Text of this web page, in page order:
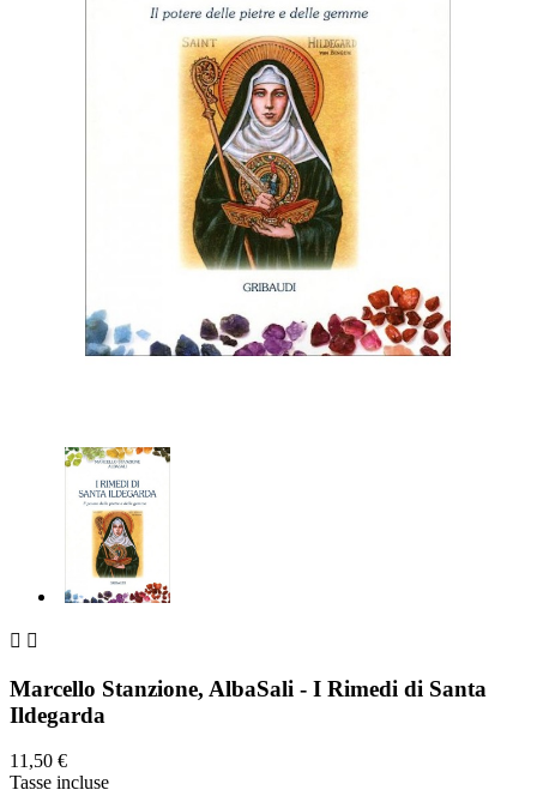
 
Marcello Stanzione, AlbaSali - I Rimedi di Santa
Ildegarda
11,50 €
Tasse incluse